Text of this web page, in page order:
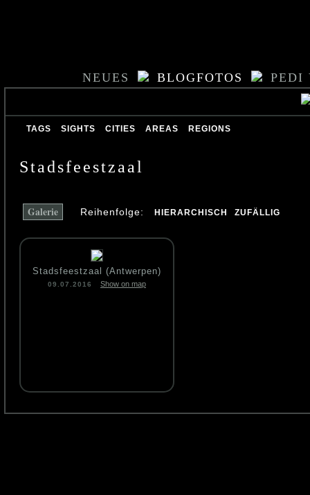
NEUES BLOGFOTOS PEDI
TAGS SIGHTS CITIES AREAS REGIONS
Stadsfeestzaal
Galerie Reihenfolge: HIERARCHISCH ZUFÄLLIG
Stadsfeestzaal (Antwerpen)
09.07.2016 Show on map